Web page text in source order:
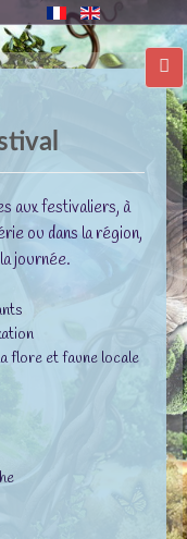
aux festivaliers, à
ou dans la région,
journée.
flore et faune locale